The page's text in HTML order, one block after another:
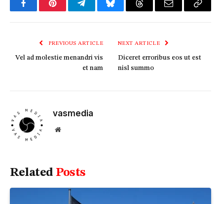
FacebookPinterestTelegramBlueskyThreadsEmail
Copy
PREVIOUS ARTICLE
Vel ad molestie menandri vis
et nam
NEXT ARTICLE
Diceret erroribus eos ut est
nisl summo
vasmedia
Website
Related Posts